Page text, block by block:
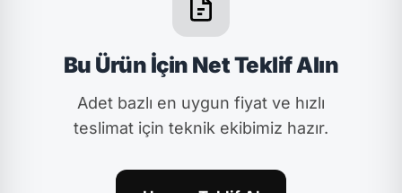
Bu Ürün İçin Net Teklif Alın
Adet bazlı en uygun fiyat ve hızlı
teslimat için teknik ekibimiz hazır.